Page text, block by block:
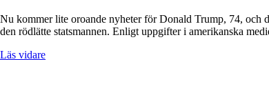
Nu kommer lite oroande nyheter för Donald Trump, 74, och
den rödlätte statsmannen. Enligt uppgifter i amerikanska
Läs vidare